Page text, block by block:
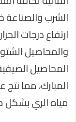
الشرب والصناعة
ارتفاع درجات
والمحاصيل
المحاصيل
المبارك، مما
مياه الري